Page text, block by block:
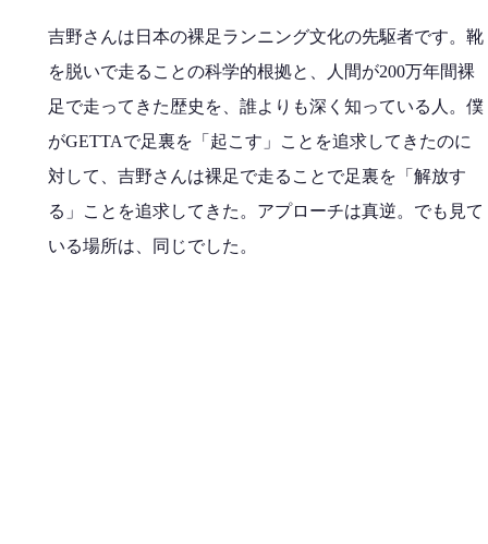
吉野さんは日本の裸足ランニング文化の先駆者です。靴
を脱いで走ることの科学的根拠と、人間が200万年間裸
足で走ってきた歴史を、誰よりも深く知っている人。僕
がGETTAで足裏を「起こす」ことを追求してきたのに
対して、吉野さんは裸足で走ることで足裏を「解放す
る」ことを追求してきた。アプローチは真逆。でも見て
いる場所は、同じでした。